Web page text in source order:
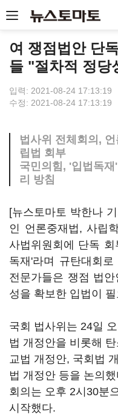
여 쟁점법안 단
들 "절차적 정당
입력: 2021-08-24 17:13:19
수정: 2021-08-24 17:13:19
법사위 전체회의,
립법 회부
국민의힘, '입법독
리 방침
[뉴스토마토 박한나
인 언론중재법, 사립
사법위원회에 단독
독재'라며 규탄대회
전문가들은 쟁점 법
성을 확보한 입법이
국회 법사위는 24일
법 개정안을 비롯해
교법 개정안, 국회법
법 개정안 등을 논의
회의는 오후 2시30분
시작했다.